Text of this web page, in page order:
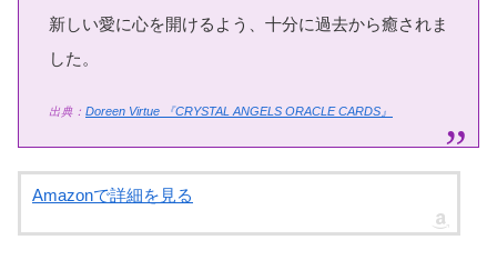
新しい愛に心を開けるよう、十分に過去から癒されま
した。
出典： Doreen Virtue 『CRYSTAL ANGELS ORACLE CARDS』
Amazonで詳細を見る